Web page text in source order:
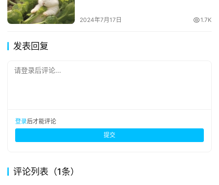
2024年7月17日 1.7K
发表回复
请登录后评论...
登录后才能评论
提交
评论列表（1条）